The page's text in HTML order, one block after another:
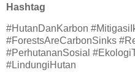
Hashtag
#HutanDanKarbon
#ForestsAreCarbonSinks
#PerhutananSosial
#LindungiHutan